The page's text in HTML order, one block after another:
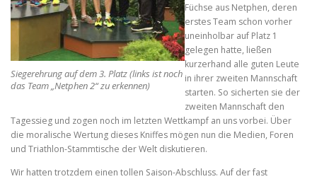
Siegerehrung auf dem 3. Platz (links ist noch
das Team „Netphen 2“ zu erkennen)
Füchse aus Netphen, deren
erstes Team schon vorher
uneinholbar auf Platz 1
gelegen hatte, ließen
kurzerhand alle guten Leute
in ihrer zweiten Mannschaft
starten. So sicherten sie der
zweiten Mannschaft den
Tagessieg und zogen noch im letzten Wettkampf an uns vorbei. Über
die moralische Wertung dieses Kniffes mögen nun die Medien, Foren
und Triathlon-Stammtische der Welt diskutieren.
Wir hatten trotzdem einen tollen Saison-Abschluss. Auf der fast